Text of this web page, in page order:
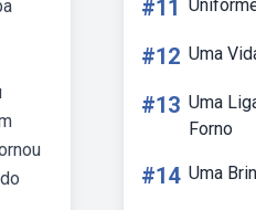
#11
#12 Uma
#13 Uma
Forno
#14 Uma